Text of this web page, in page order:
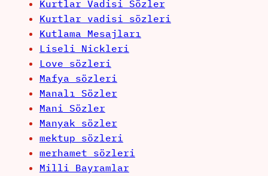
Kurtlar Vadisi Sözler
Kurtlar vadisi sözleri
Kutlama Mesajları
Liseli Nickleri
Love sözleri
Mafya sözleri
Manalı Sözler
Mani Sözler
Manyak sözler
mektup sözleri
merhamet sözleri
Milli Bayramlar